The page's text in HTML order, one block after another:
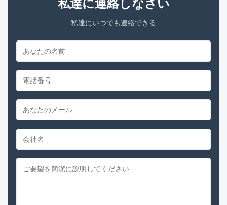
私達に連絡しなさい
私達にいつでも連絡できる